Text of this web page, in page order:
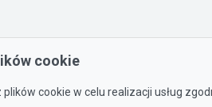
cookie
cookie w celu realizacji usług